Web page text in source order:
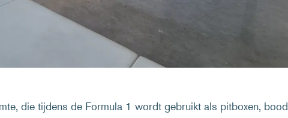
die tijdens de Formula 1 wordt gebruikt als pitboxen, bood